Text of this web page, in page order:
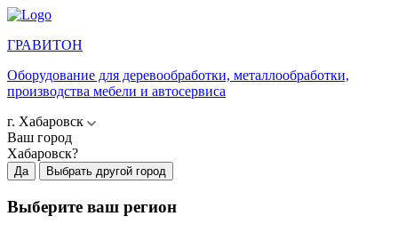
ГРАВИТОН
Оборудование для деревообработки, металлообработки,
производства мебели и автосервиса
г. Хабаровск
Ваш город
Хабаровск?
Да Выбрать другой город
Выберите ваш регион